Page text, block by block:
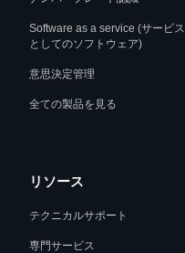
Software as a service (サービス
としてのソフトウェア)
意思決定管理
全ての製品を見る
リソース
テクニカルサポート
専門サービス